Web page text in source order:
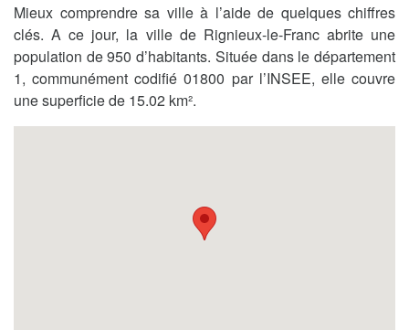
Mieux comprendre sa ville à l’aide de quelques chiffres
clés. A ce jour, la ville de Rignieux-le-Franc abrite une
population de 950 d’habitants. Située dans le département
1, communément codifié 01800 par l’INSEE, elle couvre
une superficie de 15.02 km².